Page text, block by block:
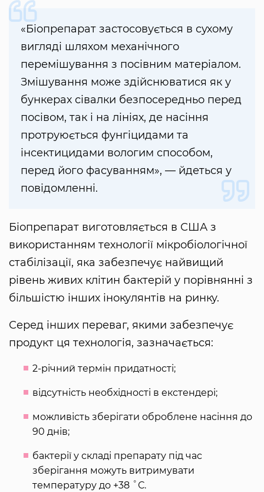
«Біопрепарат застосовується в сухому
вигляді шляхом механічного
перемішування з посівним матеріалом.
Змішування може здійснюватися як у
бункерах сівалки безпосередньо перед
посівом, так і на лініях, де насіння
протруюється фунгіцидами та
інсектицидами вологим способом,
перед його фасуванням», — йдеться у
повідомленні.
Біопрепарат виготовляється в США з
використанням технології мікробіологічної
стабілізації, яка забезпечує найвищий
рівень живих клітин бактерій у порівнянні з
більшістю інших інокулянтів на ринку.
Серед інших переваг, якими забезпечує
продукт ця технологія, зазначається:
2-річний термін придатності;
відсутність необхідності в екстендері;
можливість зберігати оброблене насіння до
90 днів;
бактерії у складі препарату під час
зберігання можуть витримувати
температуру до +38 ˚С.